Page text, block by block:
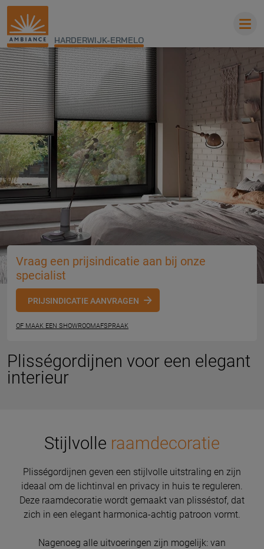
HARDERWIJK-ERMELO
Vraag een prijsindicatie aan bij onze
specialist
PRIJSINDICATIE AANVRAGEN
OF MAAK EEN SHOWROOMAFSPRAAK
Plisségordijnen voor een elegant
interieur
Stijlvolle raamdecoratie
Plisségordijnen geven een stijlvolle uitstraling en zijn
ideaal om de lichtinval en privacy in huis te reguleren.
Deze raamdecoratie wordt gemaakt van plisséstof, dat
zich in een elegant harmonica-achtig patroon vormt.
Nagenoeg alle uitvoeringen zijn mogelijk: van